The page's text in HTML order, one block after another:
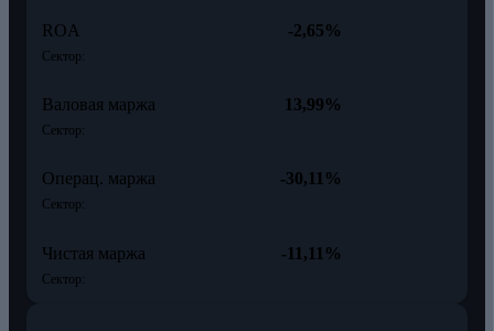
ROA
Сектор:
-2,65%
Валовая маржа
Сектор:
13,99%
Операц. маржа
Сектор:
-30,11%
Чистая маржа
Сектор:
-11,11%